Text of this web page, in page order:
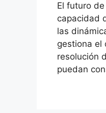
El futuro
capacidad
las
gestiona el
resolución
puedan